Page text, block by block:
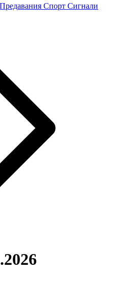
Предавания Спорт Сигнали